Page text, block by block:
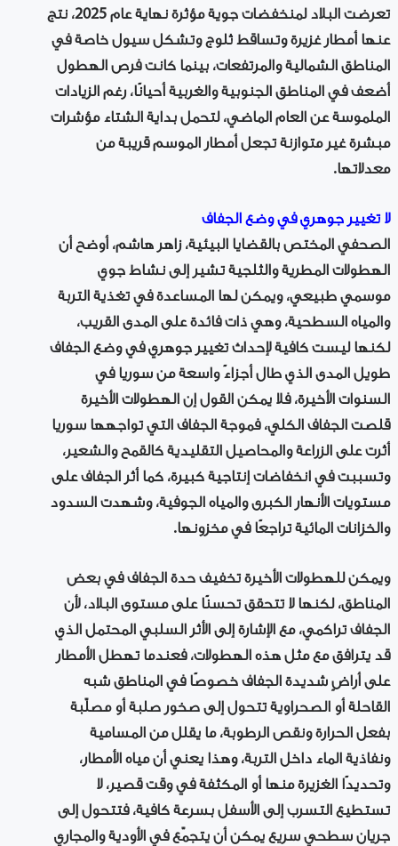
تعرضت البلاد لمنخفضات جوية مؤثرة نهاية عام 2025، نتج
عنها أمطار غزيرة وتساقط ثلوج وتشكل سيول خاصة في
المناطق الشمالية والمرتفعات، بينما كانت فرص الهطول
أضعف في المناطق الجنوبية والغربية أحيانًا، رغم الزيادات
الملموسة عن العام الماضي، لتحمل بداية الشتاء مؤشرات
مبشرة غير متوازنة تجعل أمطار الموسم قريبة من
معدلاتها.
لا تغيير جوهري في وضع الجفاف
الصحفي المختص بالقضايا البيئية، زاهر هاشم، أوضح أن
الهطولات المطرية والثلجية تشير إلى نشاط جوي
موسمي طبيعي، ويمكن لها المساعدة في تغذية التربة
والمياه السطحية، وهي ذات فائدة على المدى القريب،
لكنها ليست كافية لإحداث تغيير جوهري في وضع الجفاف
طويل المدى الذي طال أجزاءً واسعة من سوريا في
السنوات الأخيرة، فلا يمكن القول إن الهطولات الأخيرة
قلصت الجفاف الكلي، فموجة الجفاف التي تواجهها سوريا
أثرت على الزراعة والمحاصيل التقليدية كالقمح والشعير،
وتسببت في انخفاضات إنتاجية كبيرة، كما أثر الجفاف على
مستويات الأنهار الكبرى والمياه الجوفية، وشهدت السدود
والخزانات المائية تراجعًا في مخزونها.
ويمكن للهطولات الأخيرة تخفيف حدة الجفاف في بعض
المناطق، لكنها لا تتحقق تحسنًا على مستوى البلاد، لأن
الجفاف تراكمي، مع الإشارة إلى الأثر السلبي المحتمل الذي
قد يترافق مع مثل هذه الهطولات، فعندما تهطل الأمطار
على أراضٍ شديدة الجفاف خصوصًا في المناطق شبه
القاحلة أو الصحراوية تتحول إلى صخور صلبة أو مصلّبة
بفعل الحرارة ونقص الرطوبة، ما يقلل من المسامية
ونفاذية الماء داخل التربة، وهذا يعني أن مياه الأمطار،
وتحديدًا الغزيرة منها أو المكثفة في وقت قصير، لا
تستطيع التسرب إلى الأسفل بسرعة كافية، فتتحول إلى
جريان سطحي سريع يمكن أن يتجمّع في الأودية والمجاري